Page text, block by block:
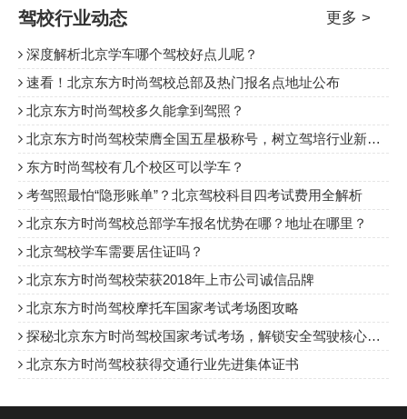
0分，90分合格，和科目一同样属
科目三的，根据公安部123号，科
目三考试分为两项内容，除了路
考，增加了安全文明驾驶考试，
主要了解一下道路驾驶技能的考试
准，学了那么久终于要进行实践考
过。但也有些学员卡在科二的考
试，这里分享一些学员科二考试心
得体会，科二考试主要是心态，很
多卡在科二的都是紧张或场地不
熟。
驾校行业动态 更多 >
深度解析北京学车哪个驾校好点儿呢？
速看！北京东方时尚驾校总部及热门报名点地址公布
北京东方时尚驾校多久能拿到驾照？
北京东方时尚驾校荣膺全国五星极称号，树立驾培行业新标杆
东方时尚驾校有几个校区可以学车？
考驾照最怕“隐形账单”？北京驾校科目四考试费用全解析
北京东方时尚驾校总部学车报名忧势在哪？地址在哪里？
北京驾校学车需要居住证吗？
北京东方时尚驾校荣获2018年上市公司诚信品牌
北京东方时尚驾校摩托车国家考试考场图攻略
探秘北京东方时尚驾校国家考试考场，解锁安全驾驶核心技能
北京东方时尚驾校获得交通行业先进集体证书